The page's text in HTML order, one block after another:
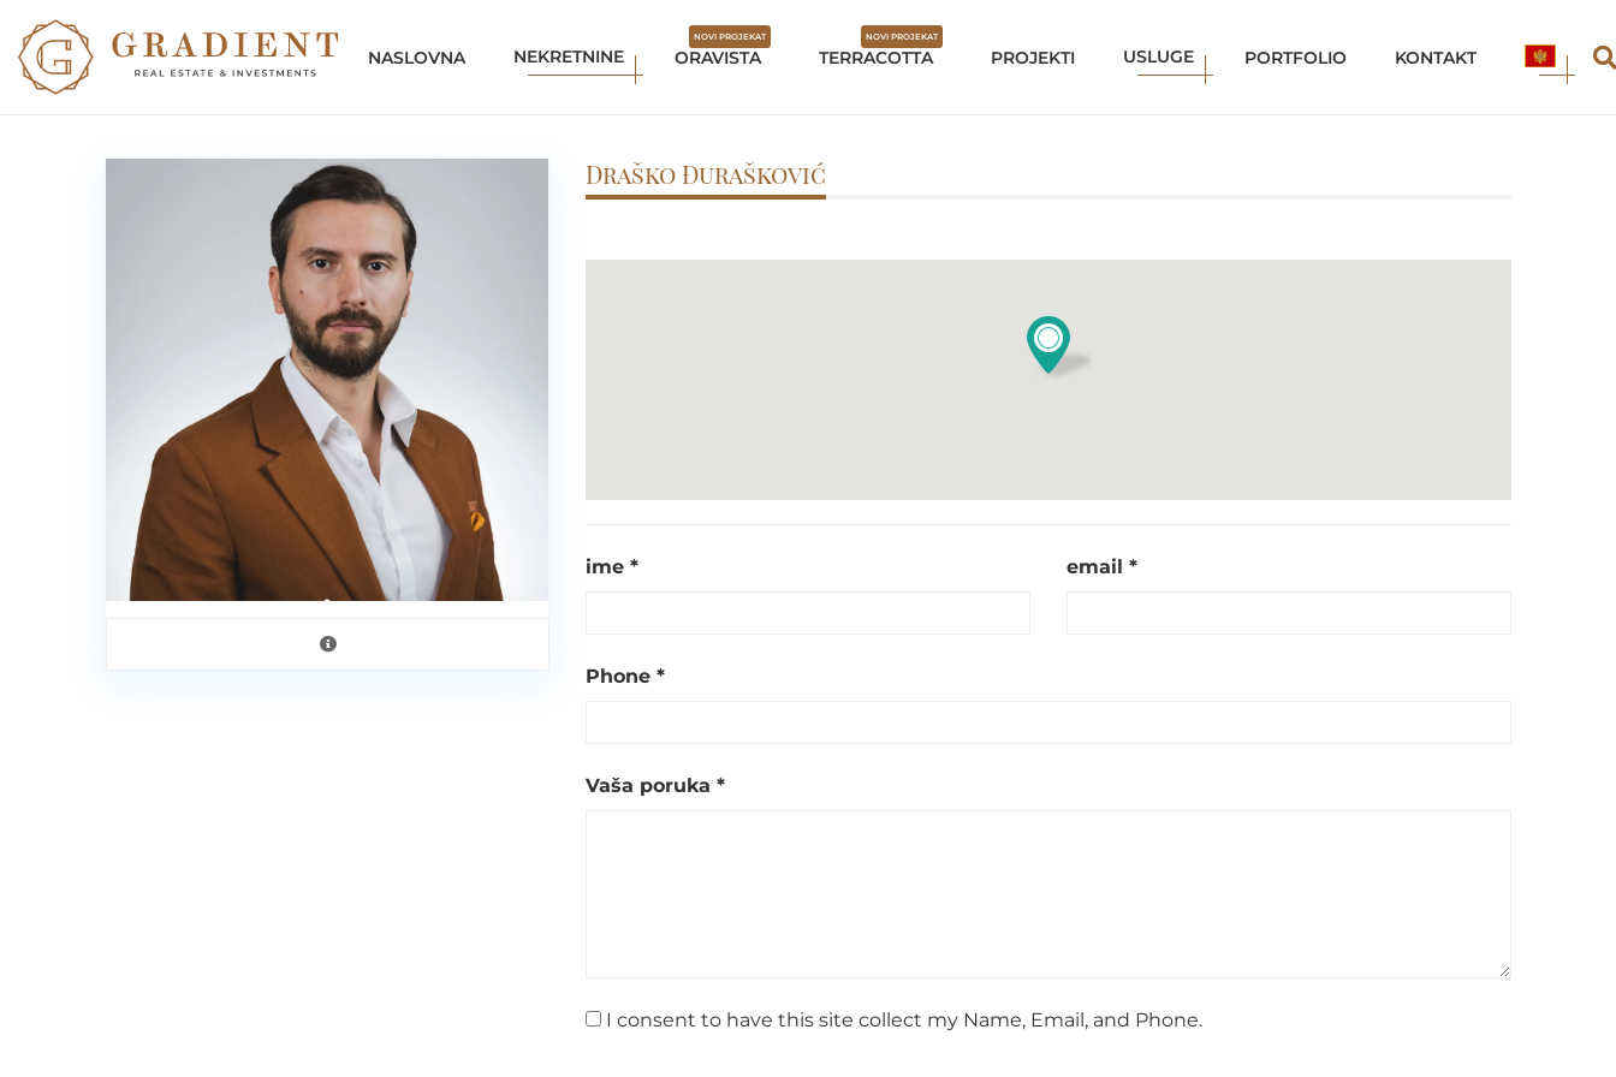
NASLOVNA NEKRETNINE ORAVISTA
NOVI PROJEKAT
TERRACOTTA
NOVI PROJEKAT
PROJEKTI USLUGE PORTFOLIO KONTAKT ME
Draško Đurašković
ime * email *
Phone *
Vaša poruka *
I consent to have this site collect my Name, Email, and Phone.